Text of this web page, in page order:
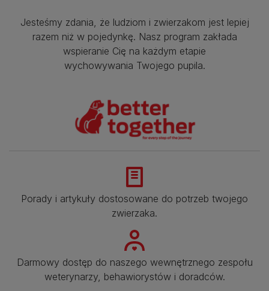
Jesteśmy zdania, że ludziom i zwierzakom jest lepiej
razem niż w pojedynkę. Nasz program zakłada
wspieranie Cię na każdym etapie
wychowywania Twojego pupila.
Porady i artykuły dostosowane do potrzeb twojego
zwierzaka.​
Darmowy dostęp do naszego wewnętrznego zespołu
weterynarzy, behawiorystów i doradców.​